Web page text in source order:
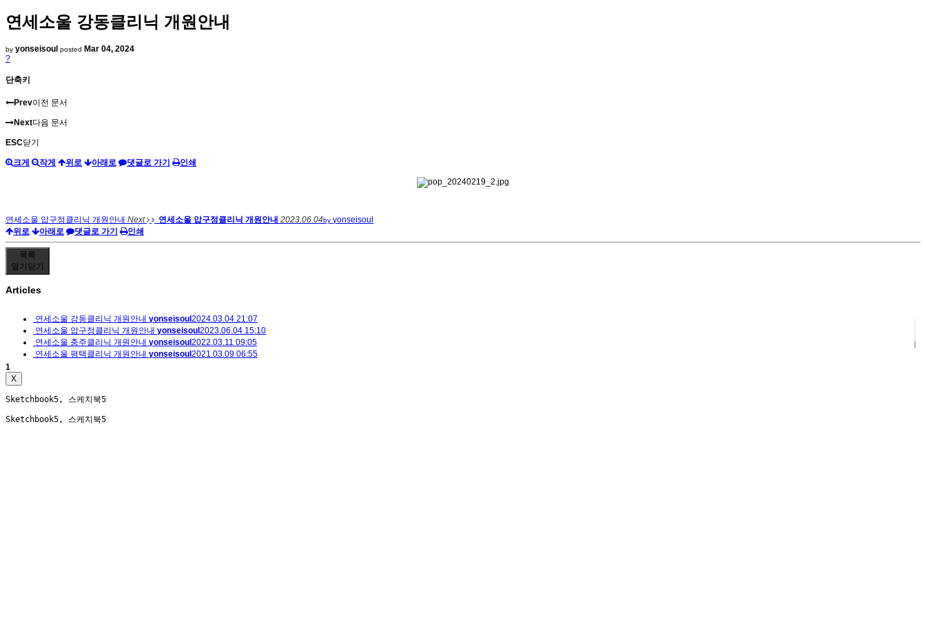
연세소울 강동클리닉 개원안내
by yonseisoul posted Mar 04, 2024
?
단축키
Prev이전 문서
Next다음 문서
ESC닫기
크게 작게 위로 아래로 댓글로 가기 인쇄
연세소울 압구정클리닉 개원안내 Next 연세소울 압구정클리닉 개원안내 2023.06.04by yonseisoul
위로
아래로 댓글로 가기 인쇄
목록
열기 닫기
Articles
연세소울 강동클리닉 개원안내 yonseisoul 2024.03.04 21:07
연세소울 압구정클리닉 개원안내 yonseisoul 2023.06.04 15:10
연세소울 충주클리닉 개원안내 yonseisoul 2022.03.11 09:05
연세소울 평택클리닉 개원안내 yonseisoul 2021.03.09 06:55
1
X
Sketchbook5, 스케치북5
Sketchbook5, 스케치북5